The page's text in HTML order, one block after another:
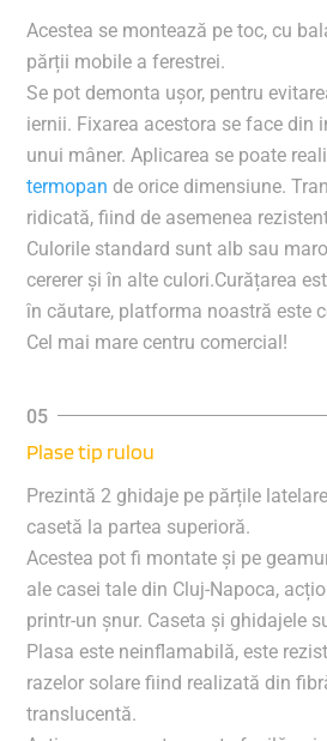
Acestea se montează pe toc, cu
părții mobile a ferestrei.
Se pot demonta ușor, pentru
iernii. Fixarea acestora se face din
unui mâner. Aplicarea se poate
termopan de orice dimensiune.
ridicată, fiind de asemenea
Culorile standard sunt alb sau
cererer și în alte culori.Curățarea
în căutare, platforma noastră este
Cel mai mare centru comercial!
Plase tip rulou
Prezintă 2 ghidaje pe părțile
casetă la partea superioră.
Acestea pot fi montate și pe
ale casei tale din Cluj-Napoca,
printr-un șnur. Caseta și ghidajele
Plasa este neinflamabilă, este
razelor solare fiind realizată din
translucentă.